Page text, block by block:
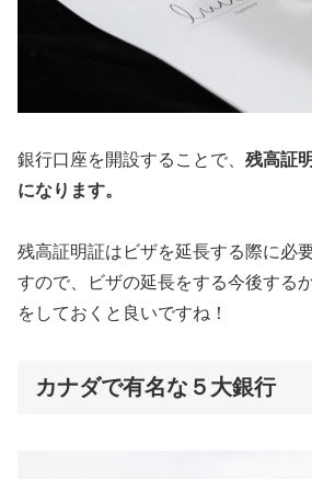
銀行口座を開設することで、 残高証
になります。
残高証明証はビザを延長する際に必
すので、ビザの延長をする今後する
をしておくと良いですね！
カナダで有名な５大銀行